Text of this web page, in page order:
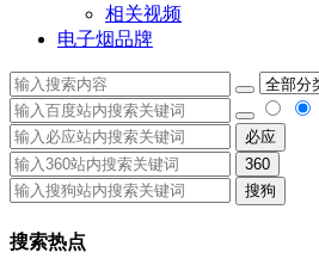
相关视频
电子烟品牌
必应
360
搜狗
搜索热点